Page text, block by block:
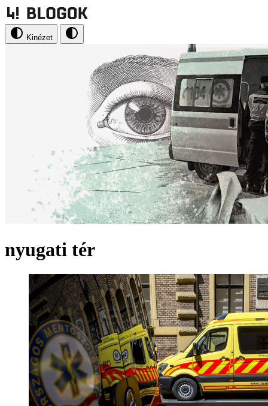
Kinézet
nyugati tér